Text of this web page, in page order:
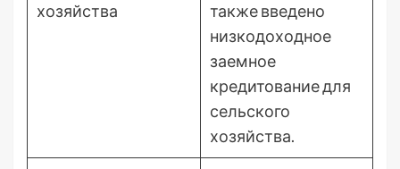
хозяйства
также введено
низкодоходное
заемное
кредитование для
сельского
хозяйства.